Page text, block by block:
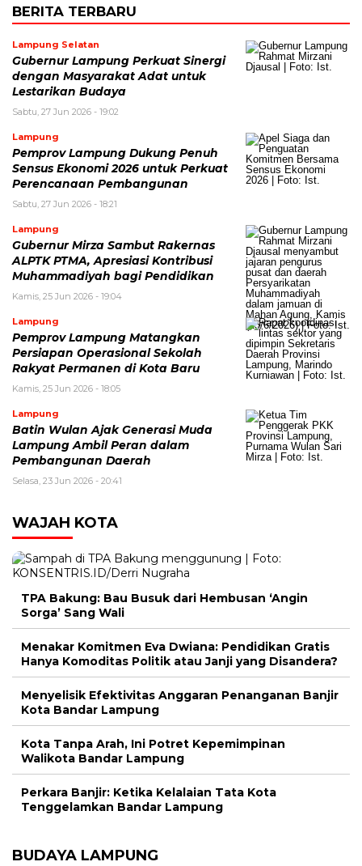
BERITA TERBARU
Lampung Selatan
Gubernur Lampung Perkuat Sinergi
dengan Masyarakat Adat untuk
Lestarikan Budaya
Sabtu, 27 Jun 2026 - 19:02
Lampung
Pemprov Lampung Dukung Penuh
Sensus Ekonomi 2026 untuk Perkuat
Perencanaan Pembangunan
Sabtu, 27 Jun 2026 - 18:21
Lampung
Gubernur Mirza Sambut Rakernas
ALPTK PTMA, Apresiasi Kontribusi
Muhammadiyah bagi Pendidikan
Kamis, 25 Jun 2026 - 19:04
Lampung
Pemprov Lampung Matangkan
Persiapan Operasional Sekolah
Rakyat Permanen di Kota Baru
Kamis, 25 Jun 2026 - 18:05
Lampung
Batin Wulan Ajak Generasi Muda
Lampung Ambil Peran dalam
Pembangunan Daerah
Selasa, 23 Jun 2026 - 20:41
WAJAH KOTA
TPA Bakung: Bau Busuk dari Hembusan ‘Angin
Sorga’ Sang Wali
Menakar Komitmen Eva Dwiana: Pendidikan Gratis
Hanya Komoditas Politik atau Janji yang Disandera?
Menyelisik Efektivitas Anggaran Penanganan Banjir
Kota Bandar Lampung
Kota Tanpa Arah, Ini Potret Kepemimpinan
Walikota Bandar Lampung
Perkara Banjir: Ketika Kelalaian Tata Kota
Tenggelamkan Bandar Lampung
BUDAYA LAMPUNG